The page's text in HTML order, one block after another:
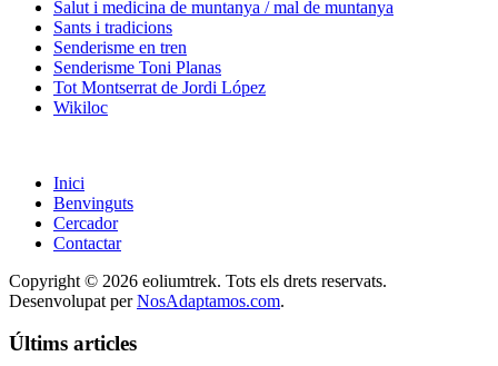
Salut i medicina de muntanya / mal de muntanya
Sants i tradicions
Senderisme en tren
Senderisme Toni Planas
Tot Montserrat de Jordi López
Wikiloc
Inici
Benvinguts
Cercador
Contactar
Copyright © 2026 eoliumtrek. Tots els drets reservats.
Desenvolupat perNosAdaptamos.com.
Últims articles